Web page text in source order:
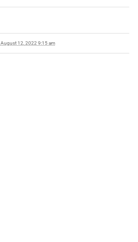
August 12, 2022 9:15 am